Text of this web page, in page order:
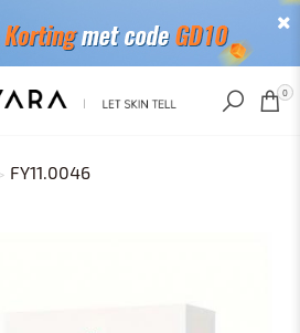
RECENT BEKEKEN 0
FY11.0046